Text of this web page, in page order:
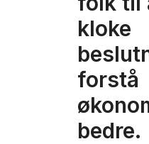
kloke
forstå
bedre.